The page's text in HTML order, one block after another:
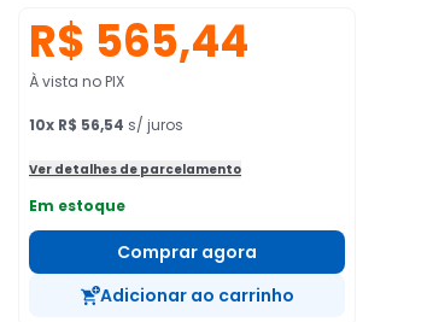
R$ 565,44
À vista no PIX
10x R$ 56,54 s/ juros
Ver detalhes de parcelamento
Em estoque
Comprar agora
Adicionar ao carrinho